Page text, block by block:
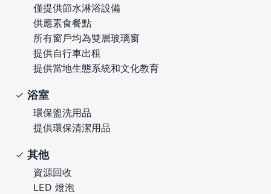
僅提供節水淋浴設備
供應素食餐點
所有窗戶均為雙層玻璃窗
提供自行車出租
提供當地生態系統和文化教育
浴室
環保盥洗用品
提供環保清潔用品
其他
資源回收
LED 燈泡